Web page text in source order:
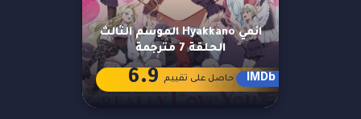
انمي Hyakkano الموسم الثالث
الحلقة 7 مترجمة
IMDb حاصل على تقييم 6.9